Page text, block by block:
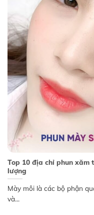
Top 10 địa chỉ phun xăm
lượng
Mày môi là các bộ phận
và...